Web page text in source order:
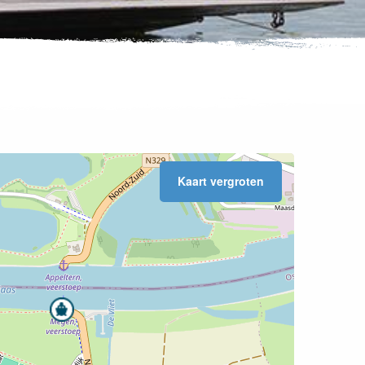
Kaart vergroten